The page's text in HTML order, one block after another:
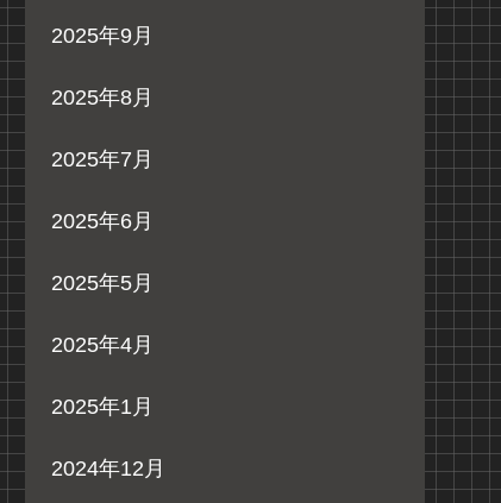
2025年9月
2025年8月
2025年7月
2025年6月
2025年5月
2025年4月
2025年1月
2024年12月